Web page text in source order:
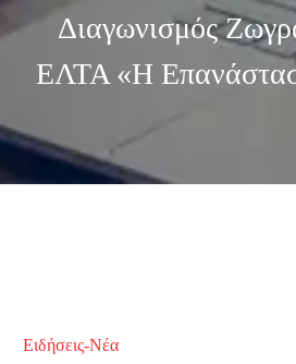
Διαγωνισμός
ΕΛΤΑ «Η
Ειδήσεις-Νέα